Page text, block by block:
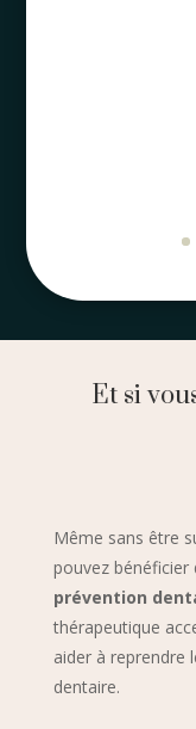
Et si
Même sans être
pouvez bénéficier
prévention
thérapeutique
aider à reprendre
dentaire.